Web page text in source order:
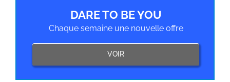
DARE TO BE YOU
Chaque semaine une nouvelle offre
VOIR